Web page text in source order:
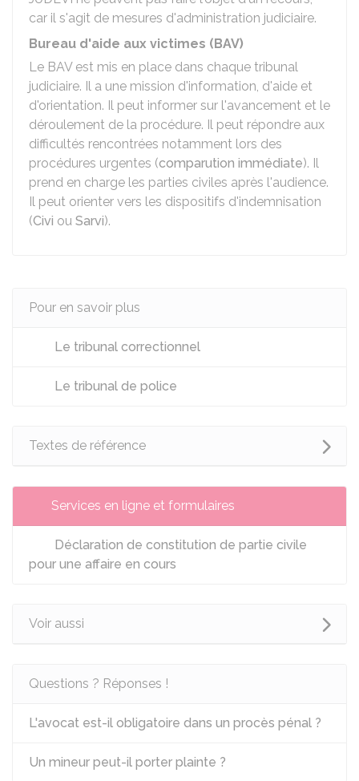
car il s'agit de mesures d'administration judiciaire.
Bureau d'aide aux victimes (BAV)
Le BAV est mis en place dans chaque tribunal
judiciaire. Il a une mission d'information, d'aide et
d'orientation. Il peut informer sur l'avancement et le
déroulement de la procédure. Il peut répondre aux
difficultés rencontrées notamment lors des
procédures urgentes (comparution immédiate). Il
prend en charge les parties civiles après l'audience.
Il peut orienter vers les dispositifs d'indemnisation
(Civi ou Sarvi).
Pour en savoir plus
Le tribunal correctionnel
Le tribunal de police
Textes de référence
Services en ligne et formulaires
Déclaration de constitution de partie civile
pour une affaire en cours
Voir aussi
Questions ? Réponses !
L'avocat est-il obligatoire dans un procès pénal ?
Un mineur peut-il porter plainte ?